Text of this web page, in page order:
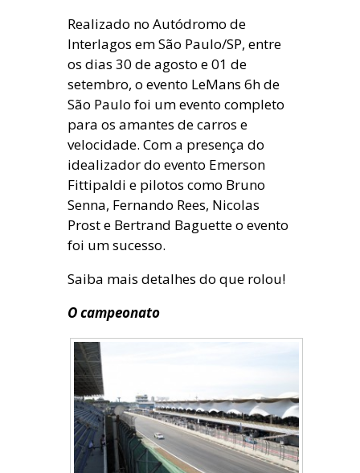
Realizado no Autódromo de
Interlagos em São Paulo/SP, entre
os dias 30 de agosto e 01 de
setembro, o evento LeMans 6h de
São Paulo foi um evento completo
para os amantes de carros e
velocidade. Com a presença do
idealizador do evento Emerson
Fittipaldi e pilotos como Bruno
Senna, Fernando Rees, Nicolas
Prost e Bertrand Baguette o evento
foi um sucesso.
Saiba mais detalhes do que rolou!
O campeonato